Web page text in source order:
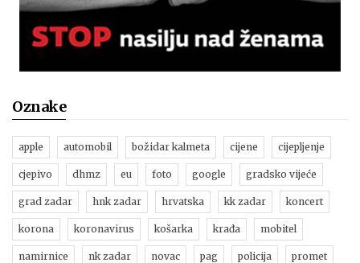
Oznake
apple automobil božidar kalmeta cijene cijepljenje
cjepivo dhmz eu foto google gradsko vijeće
grad zadar hnk zadar hrvatska kk zadar koncert
korona koronavirus košarka krađa mobitel
namirnice nk zadar novac pag policija promet